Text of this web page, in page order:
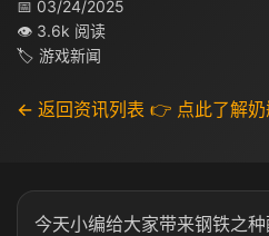
📅 03/24/2025
👁 3.6k 阅读
🏷 游戏新闻
← 返回资讯列表 👉 点此了解
今天小编给大家带来钢铁之